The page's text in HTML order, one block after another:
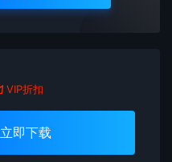
VIP折扣
立即下载